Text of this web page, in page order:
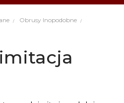
Obrusy lnopodobne